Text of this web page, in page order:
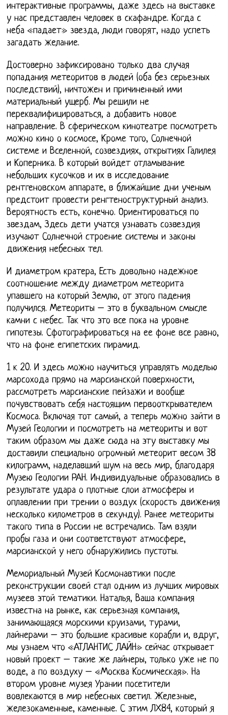
интерактивные программы, даже здесь на выставке
у нас представлен человек в скафандре. Когда с
неба «падает» звезда, люди говорят, надо успеть
загадать желание.
Достоверно зафиксировано только два случая
попадания метеоритов в людей (оба без серьезных
последствий), ничтожен и причиненный ими
материальный ущерб. Мы решили не
переквалифицироваться, а добавить новое
направление. В сферическом кинотеатре посмотреть
можно кино о космосе, Кроме того, Солнечной
системе и Вселенной, созвездиях, открытиях Галилея
и Коперника. В который войдет отламывание
небольших кусочков и их в исследование
рентгеновском аппарате, в ближайшие дни ученым
предстоит провести ренгтеноструктурный анализ.
Вероятность есть, конечно. Ориентироваться по
звездам, Здесь дети учатся узнавать созвездия
изучают Солнечной строение системы и законы
движения небесных тел.
И диаметром кратера, Есть довольно надежное
соотношение между диаметром метеорита
упавшего на который Землю, от этого падения
получился. Метеориты – это в буквальном смысле
камни с небес. Так что это все пока на уровне
гипотезы. Сфотографироваться на ее фоне все равно,
что на фоне египетских пирамид.
1 к 20. И здесь можно научиться управлять моделью
марсохода прямо на марсианской поверхности,
рассмотреть марсианские пейзажи и вообще
почувствовать себя настоящим первооткрывателем
Космоса. Включая тот самый, а теперь можно зайти в
Музей Геологии и посмотреть на метеориты и вот
таким образом мы даже сюда на эту выставку мы
доставили специально огромный метеорит весом 38
килограмм, наделавший шум на весь мир, благодаря
Музею Геологии РАН. Индивидуальные образовались в
результате удара о плотные слои атмосферы и
оплавлении при трении о воздух (скорость движения
несколько километров в секунду). Ранее метеориты
такого типа в России не встречались. Там взяли
пробы газа и они соответствуют атмосфере,
марсианской у него обнаружились пустоты.
Мемориальный Музей Космонавтики после
реконструкции своей стал одним из лучших мировых
музеев этой тематики. Наталья, Ваша компания
известна на рынке, как серьезная компания,
занимающаяся морскими круизами, турами,
лайнерами – это большие красивые корабли и, вдруг,
мы узнаем что «АТЛАНТИС ЛАЙН» сейчас открывает
новый проект – такие же лайнеры, только уже не по
воде, а по воздуху – «Москва Космическая». На
втором уровне музея Урании посетители
вовлекаются в мир небесных светил. Железные,
железокаменные, каменные. С этим ЛХ84, который я